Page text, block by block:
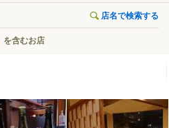
店名で検索する
を含むお店